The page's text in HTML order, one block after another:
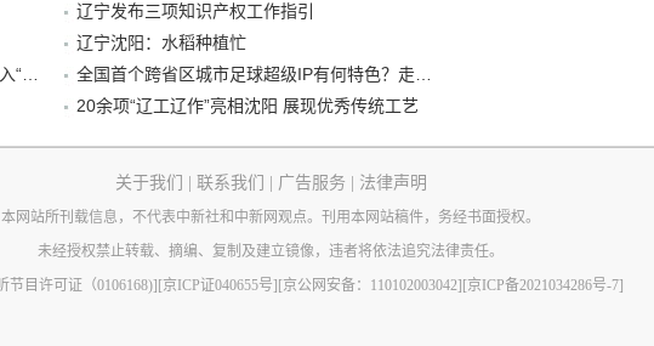
辽宁发布三项知识产权工作指引
辽宁沈阳：水稻种植忙
20余项“辽工辽作”亮相沈阳 展现优秀传统工艺
关于我们 联系我们 广告服务 法律声明
本网站所刊载信息，不代表中新社和中新网观点。刊用本网站稿件，务经书面授权。
未经授权禁止转载、摘编、复制及建立镜像，违者将依法追究法律责任。
节目许可证（0106168)] [京ICP证040655号] [京公网安备：110102003042] [京ICP备2021034286号-7]